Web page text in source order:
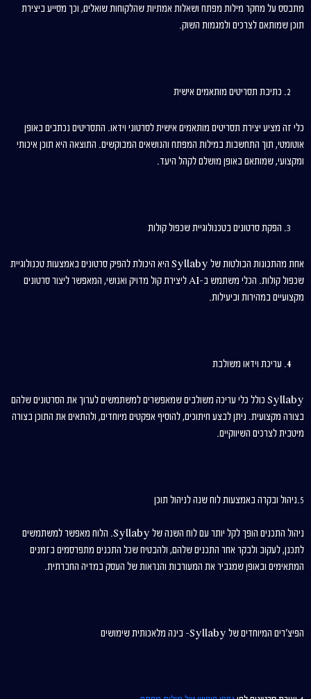
מתבסס על מחקר מילות מפתח ושאלות אמתיות שהלקוחות שואלים, וכך מסייע ביצירת
תוכן שמותאם לצרכים ולמגמות השוק.
כתיבת תסריטים מותאמים אישית
כלי זה מציע יצירת תסריטים מותאמים אישית לסרטוני וידאו. התסריטים נכתבים באופן
אוטומטי, תוך התחשבות במילות המפתח והנושאים המבוקשים. התוצאה היא תוכן איכותי
ומקצועי, שמותאם באופן מושלם לקהל היעד.
הפקת סרטונים בטכנולוגיית שכפול קולות
אחת מהתכונות הבולטות של Syllaby היא היכולת להפיק סרטונים באמצעות טכנולוגיית
שכפול קולות. הכלי משתמש ב-AI ליצירת קול מדויק ואנושי, המאפשר ליצור סרטונים
מקצועיים במהירות וביעילות.
עריכת וידאו משולבת
Syllaby כולל כלי עריכה משולבים שמאפשרים למשתמשים לערוך את הסרטונים שלהם
בצורה מקצועית. ניתן לבצע חיתוכים, להוסיף אפקטים מיוחדים, ולהתאים את התוכן בצורה
מיטבית לצרכים השיווקיים.
5.ניהול ובקרה באמצעות לוח שנה לניהול תוכן
ניהול התכנים הופך לקל יותר עם לוח השנה של Syllaby. הלוח מאפשר למשתמשים
לתכנן, לעקוב ולבקר אחר התכנים שלהם, ולהבטיח שכל התכנים מתפרסמים בזמנים
המתאימים ובאופן שמגביר את המעורבות והנראות של העסק במדיה החברתית.
הפיצ'רים המיוחדים של Syllaby- בינה מלאכותית שימושים